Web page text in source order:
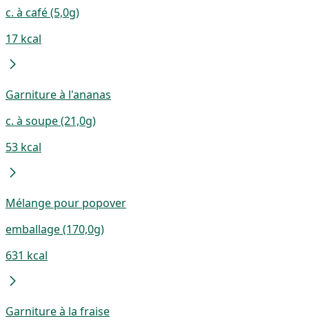
c. à café (5,0g)
17 kcal
Garniture à l'ananas
c. à soupe (21,0g)
53 kcal
Mélange pour popover
emballage (170,0g)
631 kcal
Garniture à la fraise